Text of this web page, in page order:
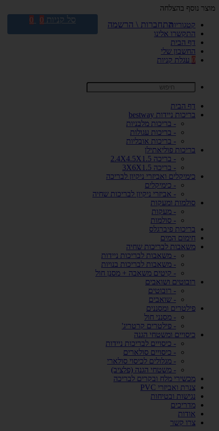
מוצר נוסף בהצלחה
קטגוריות
התקשרו אלינו
דף הבית
החשבון שלי
0 עגלת קניות
דף הבית
בריכות ניידות bestway
- בריכות מלבניות
- בריכות עגולות
- בריכות אובליות
בריכות פוליאתילן
- בריכה 2.4X4.5X1.5
- בריכה 3X6X1.5
כימיקלים ואביזרי ניקיון לבריכה
- כימיקלים
- אביזרי ניקיון לבריכות שחיה
סולמות ומעקות
- מעקות
- סולמות
בריכות פיברגלס
חימום המים
משאבות לבריכות שחיה
- משאבות לבריכות ניידות
- משאבות לבריכות בנויות
- קיטים משאבה + מסנן חול
רובוטים ושואבים
- רובוטים
- שואבים
פילטרים ומסננים
- מסנני חול
- פילטרים קרטריג'
כיסויים ומשטחי הגנה
- כיסויים לבריכות ניידות
- כיסויים סולארים
- מגלולים לכיסוי סולארי
- משטחי הגנה (פלציב)
מכשירי מלח ובקרים לבריכה
צנרת ואביזרי PVC
נגישות ובטיחות
מדריכים
אודות
צרו קשר
התחברות \ הרשמה סל קניות 0
0